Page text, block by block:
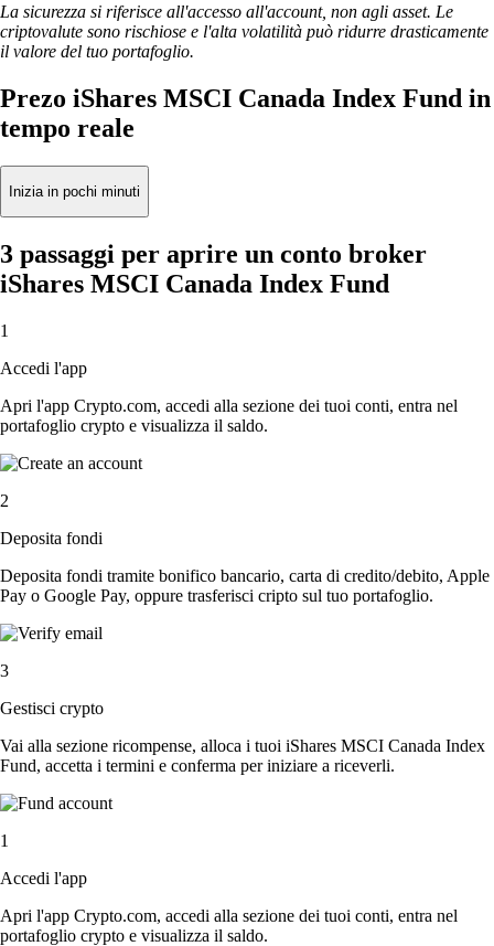
La sicurezza si riferisce all'accesso all'account, non agli asset. Le
criptovalute sono rischiose e l'alta volatilità può ridurre drasticamente
il valore del tuo portafoglio.
Prezo iShares MSCI Canada Index Fund in
tempo reale
Inizia in pochi minuti
3 passaggi per aprire un conto broker
iShares MSCI Canada Index Fund
1
Accedi l'app
Apri l'app Crypto.com, accedi alla sezione dei tuoi conti, entra nel
portafoglio crypto e visualizza il saldo.
2
Deposita fondi
Deposita fondi tramite bonifico bancario, carta di credito/debito, Apple
Pay o Google Pay, oppure trasferisci cripto sul tuo portafoglio.
3
Gestisci crypto
Vai alla sezione ricompense, alloca i tuoi iShares MSCI Canada Index
Fund, accetta i termini e conferma per iniziare a riceverli.
1
Accedi l'app
Apri l'app Crypto.com, accedi alla sezione dei tuoi conti, entra nel
portafoglio crypto e visualizza il saldo.